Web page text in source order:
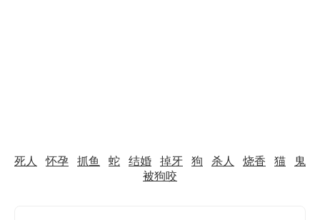
死人 怀孕 抓鱼 蛇 结婚 掉牙 狗 杀人 烧香 猫
鬼
被狗咬